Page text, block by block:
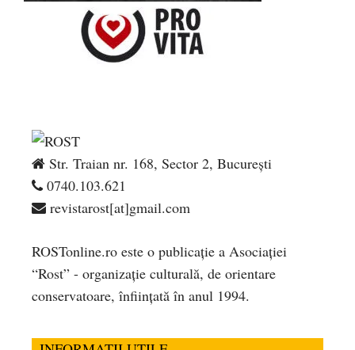
Str. Traian nr. 168, Sector 2, București
0740.103.621
revistarost[at]gmail.com
ROSTonline.ro este o publicaţie a Asociaţiei
“Rost” - organizaţie culturală, de orientare
conservatoare, înfiinţată în anul 1994.